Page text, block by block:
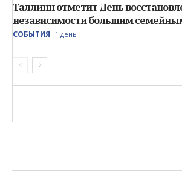
Таллинн отметит День
независимости большим
СОБЫТИЯ 1 день